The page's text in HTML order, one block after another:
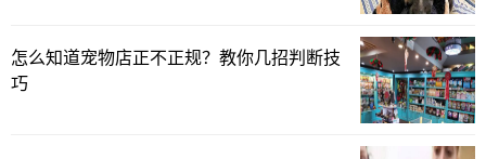
怎么知道宠物店正不正规？教你几招判断技
巧